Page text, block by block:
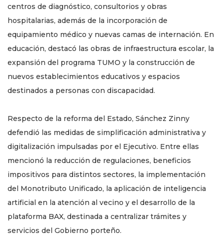
centros de diagnóstico, consultorios y obras
hospitalarias, además de la incorporación de
equipamiento médico y nuevas camas de internación. En
educación, destacó las obras de infraestructura escolar, la
expansión del programa TUMO y la construcción de
nuevos establecimientos educativos y espacios
destinados a personas con discapacidad.
Respecto de la reforma del Estado, Sánchez Zinny
defendió las medidas de simplificación administrativa y
digitalización impulsadas por el Ejecutivo. Entre ellas
mencionó la reducción de regulaciones, beneficios
impositivos para distintos sectores, la implementación
del Monotributo Unificado, la aplicación de inteligencia
artificial en la atención al vecino y el desarrollo de la
plataforma BAX, destinada a centralizar trámites y
servicios del Gobierno porteño.